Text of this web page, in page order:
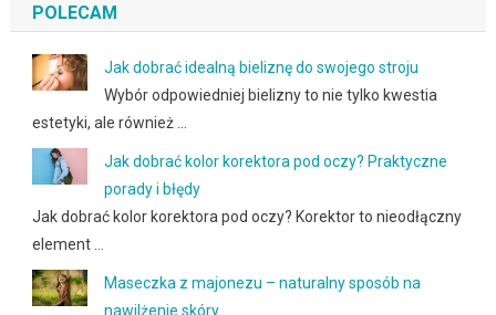
POLECAM
Jak dobrać idealną bieliznę do swojego stroju
Wybór odpowiedniej bielizny to nie tylko kwestia
estetyki, ale również …
Jak dobrać kolor korektora pod oczy? Praktyczne
porady i błędy
Jak dobrać kolor korektora pod oczy? Korektor to nieodłączny
element …
Maseczka z majonezu – naturalny sposób na
nawilżenie skóry